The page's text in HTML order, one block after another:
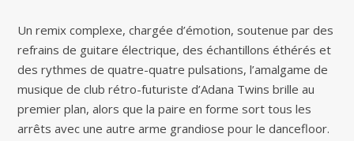
Un remix complexe, chargée d’émotion, soutenue par des
refrains de guitare électrique, des échantillons éthérés et
des rythmes de quatre-quatre pulsations, l’amalgame de
musique de club rétro-futuriste d’Adana Twins brille au
premier plan, alors que la paire en forme sort tous les
arrêts avec une autre arme grandiose pour le dancefloor.